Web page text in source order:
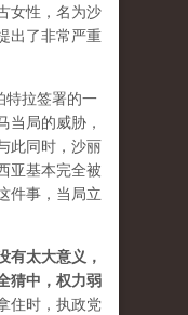
女性，名为沙
出了非常严重
特拉签署的一
当局的威胁，
此同时，沙丽
亚基本完全被
件事，当局立
有太大意义，
猜中，权力弱
住时，执政党